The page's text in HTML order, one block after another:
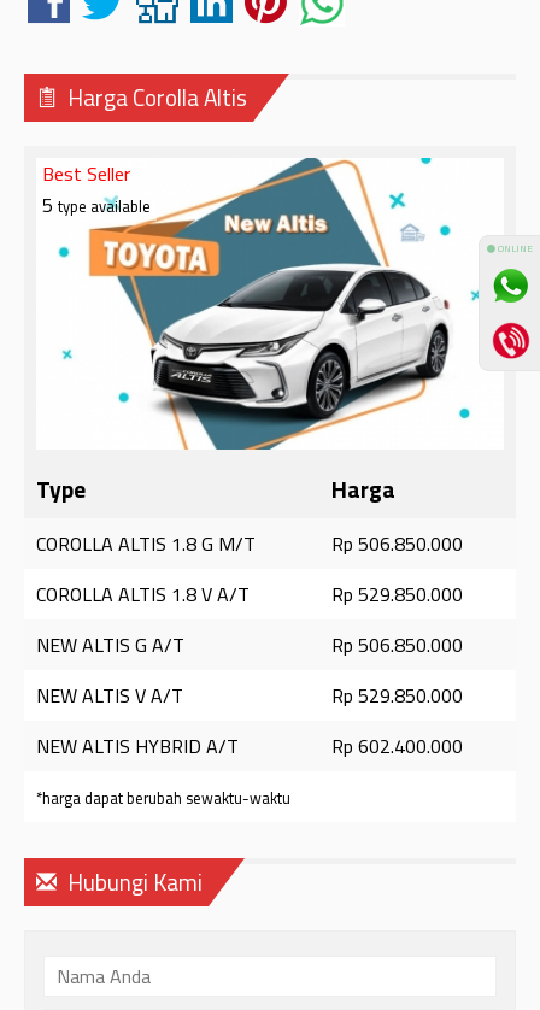
Harga Corolla Altis
Best Seller
5 type available
Type Harga
COROLLA ALTIS 1.8 G M/T
Rp 506.850.000
COROLLA ALTIS 1.8 V A/T
Rp 529.850.000
NEW ALTIS G A/T
Rp 506.850.000
NEW ALTIS V A/T
Rp 529.850.000
NEW ALTIS HYBRID A/T
Rp 602.400.000
*harga dapat berubah sewaktu-waktu
Hubungi Kami
⚫ ONLINE